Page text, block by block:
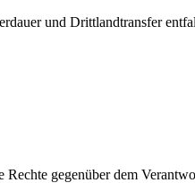
und Drittlandtransfer
gegenüber dem